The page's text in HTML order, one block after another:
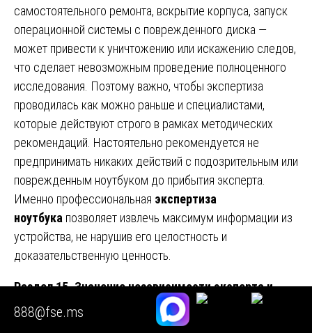
самостоятельного ремонта, вскрытие корпуса, запуск
операционной системы с поврежденного диска —
может привести к уничтожению или искажению следов,
что сделает невозможным проведение полноценного
исследования. Поэтому важно, чтобы экспертиза
проводилась как можно раньше и специалистами,
которые действуют строго в рамках методических
рекомендаций. Настоятельно рекомендуется не
предпринимать никаких действий с подозрительным или
поврежденным ноутбуком до прибытия эксперта.
Именно профессиональная экспертиза
ноутбука позволяет извлечь максимум информации из
устройства, не нарушив его целостность и
доказательственную ценность.
Раздел 15. Значение независимости эксперта и
выбор экспертной организации
888@fse.ms